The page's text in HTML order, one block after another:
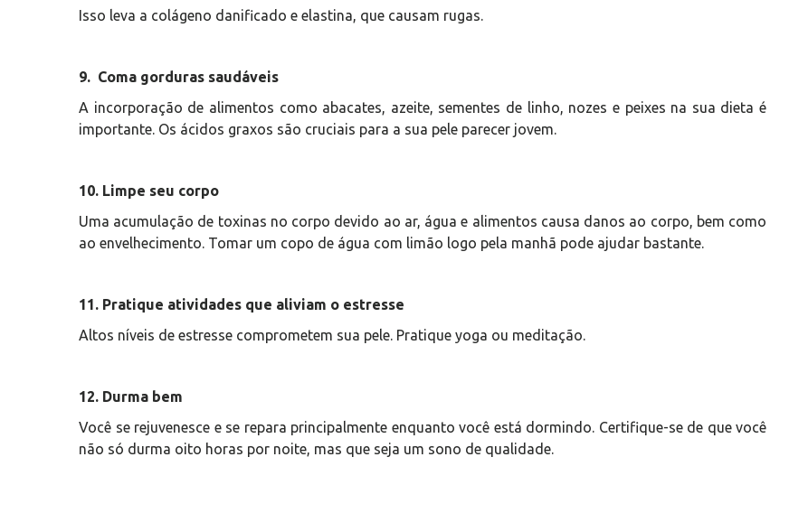
Isso leva a colágeno danificado e elastina, que causam rugas.
9. Coma gorduras saudáveis
A incorporação de alimentos como abacates, azeite, sementes de linho, nozes e peixes na sua dieta é
importante. Os ácidos graxos são cruciais para a sua pele parecer jovem.
10. Limpe seu corpo
Uma acumulação de toxinas no corpo devido ao ar, água e alimentos causa danos ao corpo, bem como
ao envelhecimento. Tomar um copo de água com limão logo pela manhã pode ajudar bastante.
11. Pratique atividades que aliviam o estresse
Altos níveis de estresse comprometem sua pele. Pratique yoga ou meditação.
12. Durma bem
Você se rejuvenesce e se repara principalmente enquanto você está dormindo. Certifique-se de que você
não só durma oito horas por noite, mas que seja um sono de qualidade.